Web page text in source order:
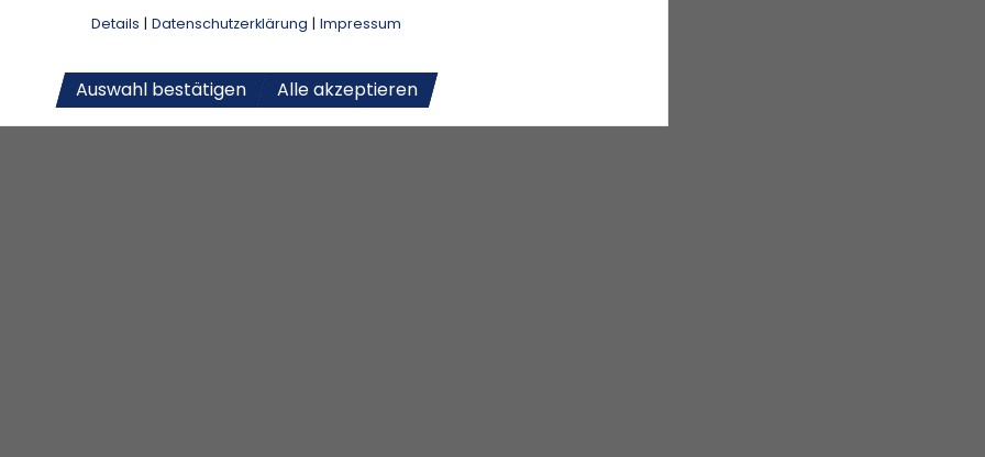
Details | Datenschutzerklärung | Impressum
Auswahl bestätigen Alle akzeptieren
29.08.2025